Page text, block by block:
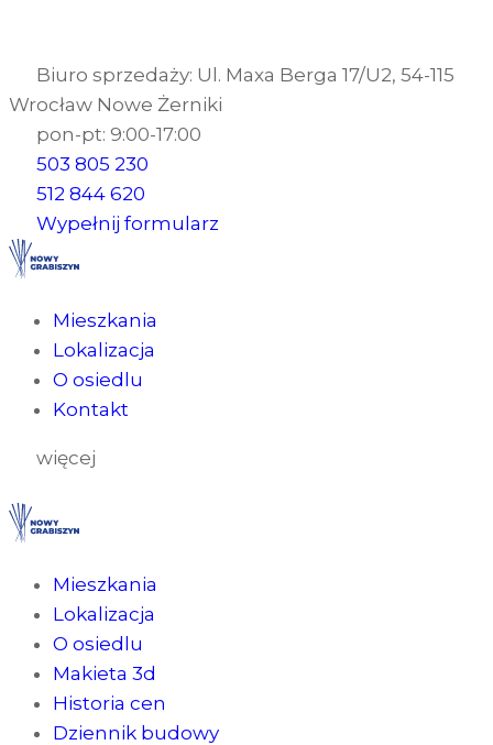
Biuro sprzedaży: Ul. Maxa Berga 17/U2, 54-115
Wrocław Nowe Żerniki
pon-pt: 9:00-17:00
503 805 230
512 844 620
Wypełnij formularz
Mieszkania
Lokalizacja
O osiedlu
Kontakt
więcej
Mieszkania
Lokalizacja
O osiedlu
Makieta 3d
Historia cen
Dziennik budowy